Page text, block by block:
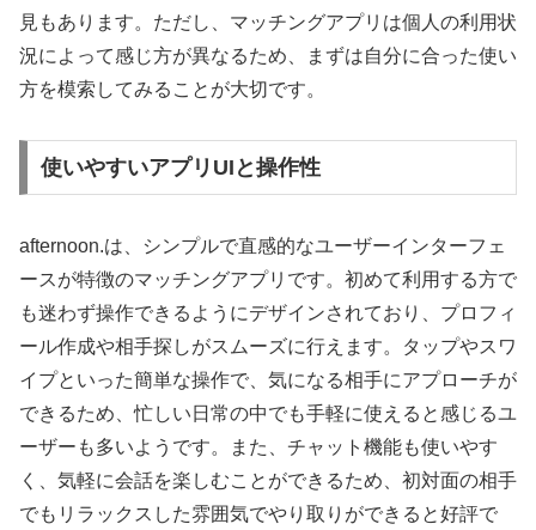
見もあります。ただし、マッチングアプリは個人の利用状
況によって感じ方が異なるため、まずは自分に合った使い
方を模索してみることが大切です。
使いやすいアプリUIと操作性
afternoon.は、シンプルで直感的なユーザーインターフェ
ースが特徴のマッチングアプリです。初めて利用する方で
も迷わず操作できるようにデザインされており、プロフィ
ール作成や相手探しがスムーズに行えます。タップやスワ
イプといった簡単な操作で、気になる相手にアプローチが
できるため、忙しい日常の中でも手軽に使えると感じるユ
ーザーも多いようです。また、チャット機能も使いやす
く、気軽に会話を楽しむことができるため、初対面の相手
でもリラックスした雰囲気でやり取りができると好評で